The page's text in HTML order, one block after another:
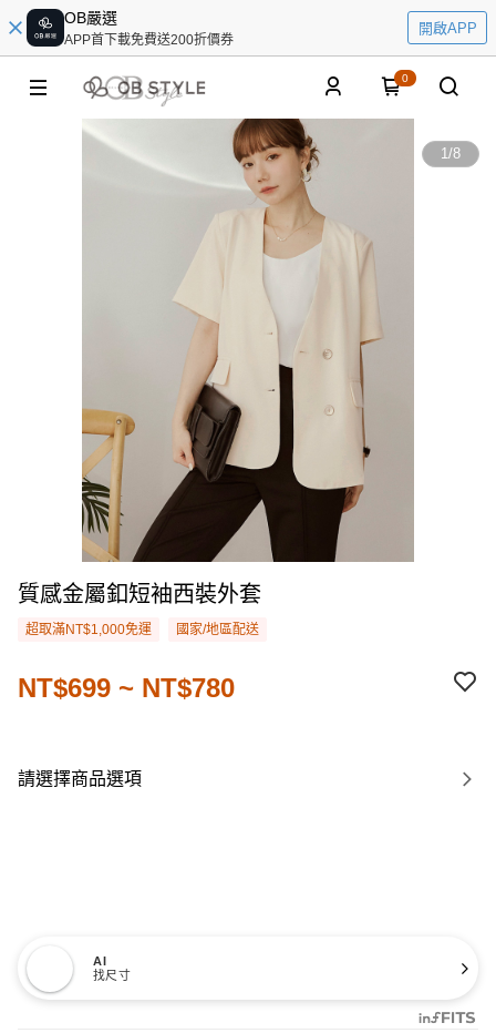
OB嚴選
APP首下載免費送200折價券
開啟APP
0
1/8
質感金屬釦短袖西裝外套
超取滿NT$1,000免運 國家/地區配送
NT$699 ~ NT$780
請選擇商品選項
AI
找尺寸